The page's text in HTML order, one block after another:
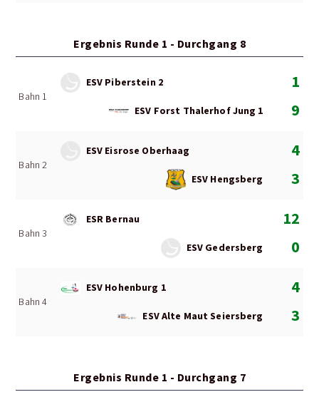
Ergebnis Runde 1 - Durchgang 8
Bahn 1
ESV Piberstein 2
1
9
ESV Forst Thalerhof Jung 1
Bahn 2
ESV Eisrose Oberhaag
4
3
ESV Hengsberg
Bahn 3
ESR Bernau
12
0
ESV Gedersberg
Bahn 4
ESV Hohenburg 1
4
3
ESV Alte Maut Seiersberg
Ergebnis Runde 1 - Durchgang 7